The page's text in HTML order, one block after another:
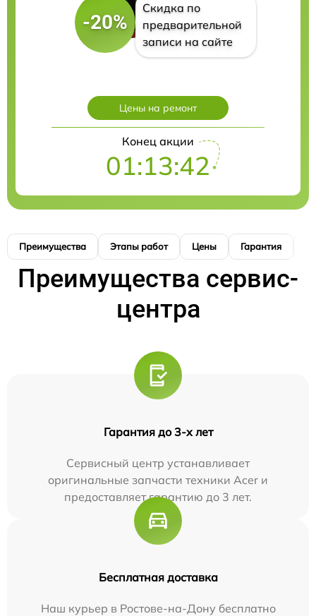
-20%
Скидка по
предварительной
записи на сайте
Цены на ремонт
Конец акции
01:13:41
Преимущества Этапы работ Цены Гарантия
Преимущества сервис-
центра
Гарантия до 3-х лет
Сервисный центр устанавливает
оригинальные запчасти техники Acer и
предоставляет гарантию до 3 лет.
Бесплатная доставка
Наш курьер в Ростове-на-Дону бесплатно